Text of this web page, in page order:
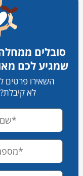
סובלים ממחלה
שמגיע לכם
השאירו פרטים
לא